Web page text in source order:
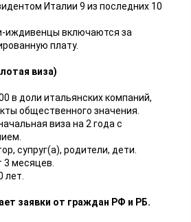
Италии 9 из последних 10
иждивенцы включаются за
плату.
виза)
в доли итальянских компаний,
общественного значения.
виза на 2 года с
супруг(а), родители, дети.
3 месяцев.
лет.
заявки от граждан РФ и РБ.